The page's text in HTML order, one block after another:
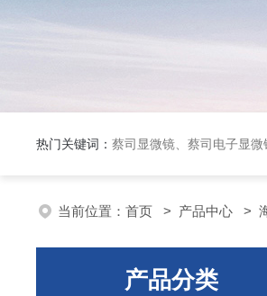
热门关键词： 蔡司显微镜、蔡司电子显
当前位置： 首页 > 产品中心 >
产品分类